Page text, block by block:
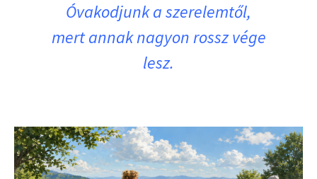
Óvakodjunk a szerelemtől,
mert annak nagyon rossz vége
lesz.